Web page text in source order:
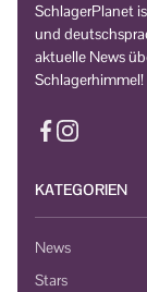
SchlagerPlanet
und
aktuelle News
Schlagerhimmel!
KATEGORIEN
News
Stars